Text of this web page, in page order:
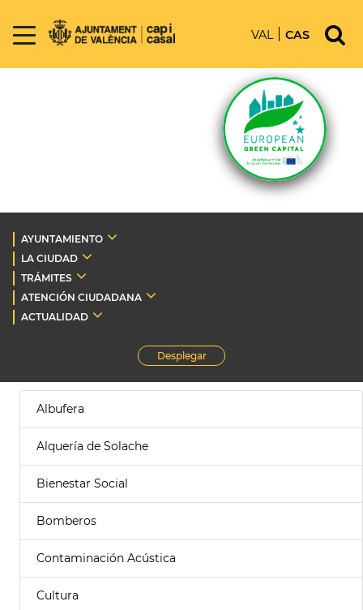
VAL CAS
AYUNTAMIENTO
LA CIUDAD
TRÁMITES
ATENCIÓN CIUDADANA
ACTUALIDAD
Desplegar
Albufera
Alquería de Solache
Bienestar Social
Bomberos
Contaminación Acústica
Cultura